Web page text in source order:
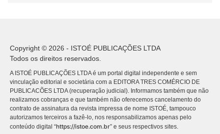
Copyright © 2026 - ISTOÉ PUBLICAÇÕES LTDA
Todos os direitos reservados.
A ISTOÉ PUBLICAÇÕES LTDA é um portal digital independente e sem
vinculação editorial e societária com a EDITORA TRES COMÉRCIO DE
PUBLICACÕES LTDA (recuperação judicial). Informamos também que não
realizamos cobranças e que também não oferecemos cancelamento do
contrato de assinatura da revista impressa de nome ISTOÉ, tampouco
autorizamos terceiros a fazê-lo, nos responsabilizamos apenas pelo
conteúdo digital “https://istoe.com.br” e seus respectivos sites.